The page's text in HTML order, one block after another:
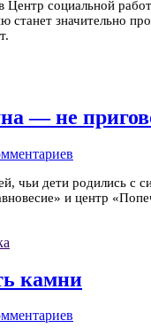
Центр социальной
станет значительно
— не
чьи дети родились с
и центр
камни